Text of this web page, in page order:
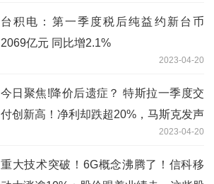
台积电：第一季度税后纯益约新台币
2069亿元 同比增2.1%
2023-04-20
今日聚焦!降价后遗症？ 特斯拉一季度交
付创新高！净利却跌超20%，马斯克发声
2023-04-20
重大技术突破！6G概念沸腾了！信科移